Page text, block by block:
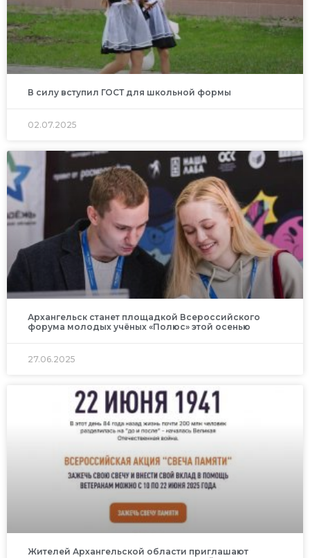
В силу вступил ГОСТ для школьной формы
02.07.2025
Архангельск станет площадкой Всероссийского
форума молодых учёных «Полюс» этой осенью
27.06.2025
Жителей Архангельской области приглашают